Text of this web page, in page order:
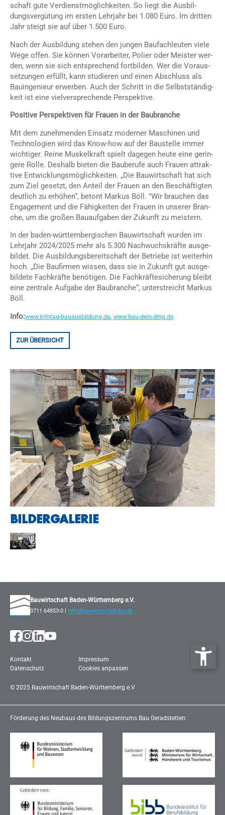
schaft gute Ver­dienst­mög­lich­kei­ten. So liegt die Aus­bil­
dungs­ver­gü­tung im ers­ten Lehr­jahr bei 1.080 Euro. Im drit­ten
Jahr steigt sie auf über 1.500 Euro.
Nach der Aus­bil­dung ste­hen den jun­gen Bau­fach­leu­ten vie­le
Wege of­fen. Sie kön­nen Vor­ar­bei­ter, Po­lier oder Meis­ter wer­
den, wenn sie sich ent­spre­chend fort­bil­den. Wer die Vor­aus­
set­zun­gen er­füllt, kann stu­die­ren und ei­nen Ab­schluss als
Bau­in­ge­nieur er­wer­ben. Auch der Schritt in die Selbst­stän­dig­
keit ist eine viel­ver­spre­chen­de Per­spek­ti­ve.
Positive Perspektiven für Frauen in der Baubranche
Mit dem zu­neh­men­den Ein­satz mo­der­ner Ma­schi­nen und
Tech­no­lo­gi­en wird das Know-how auf der Bau­stel­le im­mer
wich­ti­ger. Rei­ne Mus­kel­kraft spielt da­ge­gen heu­te eine ge­rin­
ge­re Rol­le. Des­halb bie­ten die Bau­be­ru­fe auch Frau­en at­trak­
ti­ve Ent­wick­lungs­mög­lich­kei­ten. „Die Bau­wirt­schaft hat sich
zum Ziel ge­setzt, den An­teil der Frau­en an den Be­schäf­tig­ten
deut­lich zu er­hö­hen“, be­tont Mar­kus Böll. "Wir brau­chen das
En­ga­ge­ment und die Fä­hig­kei­ten der Frau­en in un­se­rer Bran­
che, um die gro­ßen Bau­auf­ga­ben der Zu­kunft zu meis­tern.
In der ba­den-würt­tem­ber­gi­schen Bau­wirt­schaft wur­den im
Lehr­jahr 2024/​2025 mehr als 5.300 Nach­wuchs­kräf­te aus­ge­
bil­det. Die Aus­bil­dungs­be­reit­schaft der Be­trie­be ist wei­ter­hin
hoch. „Die Bau­fir­men wis­sen, dass sie in Zu­kunft gut aus­ge­
bil­de­te Fach­kräf­te be­nö­ti­gen. Die Fach­kräf­te­si­che­rung bleibt
eine zen­tra­le Auf­ga­be der Bau­bran­che“, un­ter­streicht Mar­kus
Böll.
Info:www.infotag-bauausbildung.de, www.bau-dein-ding.de
ZUR ÜBERSICHT
BILDERGALERIE
Bauwirtschaft Baden-Württemberg e.V.
0711 64853-0 | info@bauwirtschaft-bw.de
Kontakt
Impressum
Datenschutz
Cookies anpassen
© 2025 Bau­wirt­schaft Ba­den-Würt­tem­berg e.V
Förderung des Neubaus des Bildungszentrums Bau Geradstetten: